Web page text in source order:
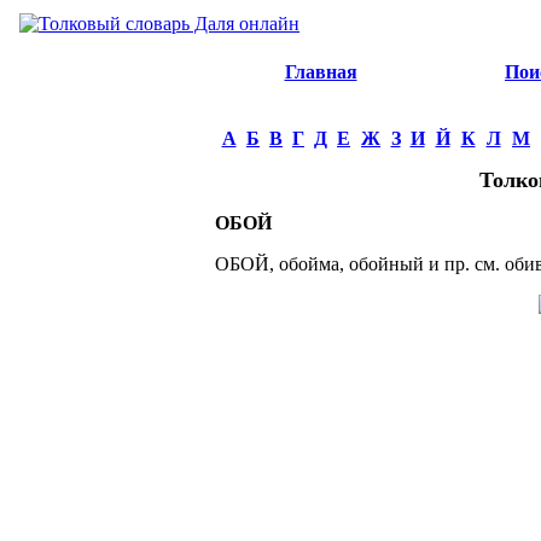
Главная
А Б В Г Д Е Ж З И Й К Л М
ОБОЙ
ОБОЙ, обойма, обойный и пр. см.